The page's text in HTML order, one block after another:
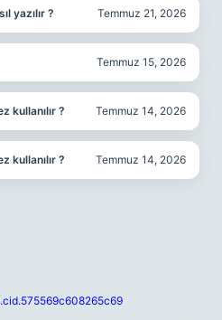
yazılır ? Temmuz 21, 2026
Temmuz 15, 2026
kullanılır ? Temmuz 14, 2026
kullanılır ? Temmuz 14, 2026